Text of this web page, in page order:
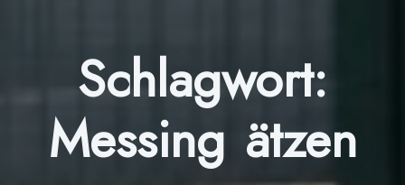
Schlagwort:
Messing ätzen